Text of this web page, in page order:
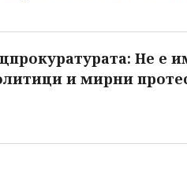
Не е
и мирни